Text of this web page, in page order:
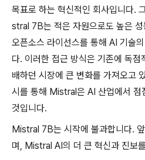
목표로 하는 혁신적인 회사입니다.
stral 7B는 적은 자원으로도 높은
오픈소스 라이선스를 통해 AI 기술
다. 이러한 접근 방식은 기존에 독점
배하던 시장에 큰 변화를 가져오고
시를 통해 Mistral은 AI 산업에서 점
것입니다.
Mistral 7B는 시작에 불과합니다.
며, Mistral AI의 더 큰 혁신과 진보